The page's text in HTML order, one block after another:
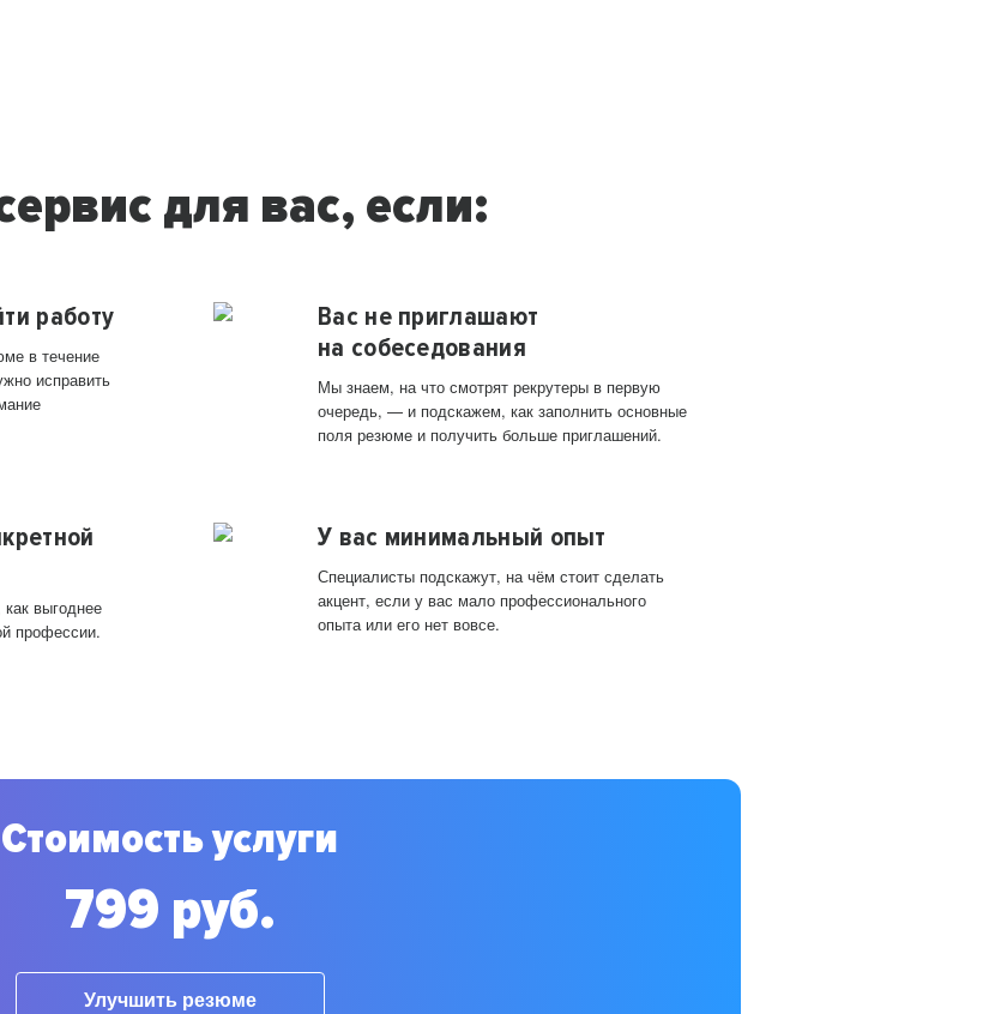
для вас, если:
работу
в течение
исправить
Вас не приглашают
на собеседования
Мы знаем, на что смотрят рекрутеры в первую
очередь, — и подскажем, как заполнить основные
поля резюме и получить больше приглашений.
выгоднее
профессии.
У вас минимальный опыт
Специалисты подскажут, на чём стоит сделать
акцент, если у вас мало профессионального
опыта или его нет вовсе.
Стоимость услуги
799 руб.
Улучшить резюме